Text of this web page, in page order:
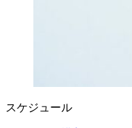
スケジュール